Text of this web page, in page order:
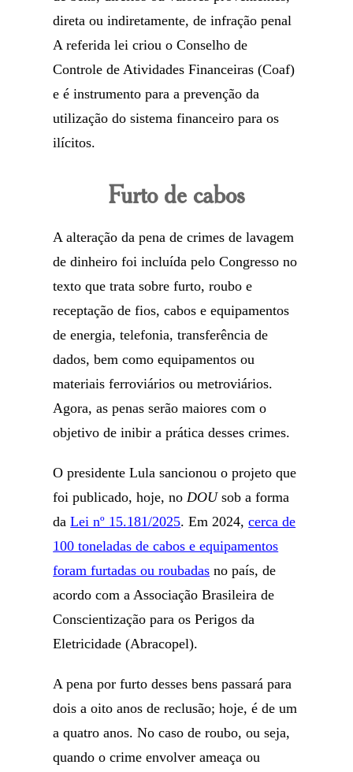
direta ou indiretamente, de infração penal
A referida lei criou o Conselho de
Controle de Atividades Financeiras (Coaf)
e é instrumento para a prevenção da
utilização do sistema financeiro para os
ilícitos.
Furto de cabos
A alteração da pena de crimes de lavagem
de dinheiro foi incluída pelo Congresso no
texto que trata sobre furto, roubo e
receptação de fios, cabos e equipamentos
de energia, telefonia, transferência de
dados, bem como equipamentos ou
materiais ferroviários ou metroviários.
Agora, as penas serão maiores com o
objetivo de inibir a prática desses crimes.
O presidente Lula sancionou o projeto que
foi publicado, hoje, noDOUsob a forma
daLei nº 15.181/2025. Em 2024,cerca de
100 toneladas de cabos e equipamentos
foram furtadas ou roubadas no país, de
acordo com a Associação Brasileira de
Conscientização para os Perigos da
Eletricidade (Abracopel).
A pena por furto desses bens passará para
dois a oito anos de reclusão; hoje, é de um
a quatro anos. No caso de roubo, ou seja,
quando o crime envolver ameaça ou